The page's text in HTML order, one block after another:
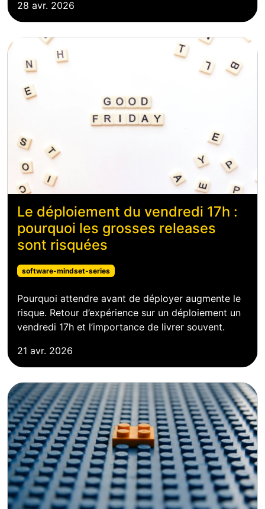
28 avr. 2026
Le déploiement du vendredi 17h :
pourquoi les grosses releases
sont risquées
software-mindset-series
Pourquoi attendre avant de déployer augmente le
risque. Retour d’expérience sur un déploiement un
vendredi 17h et l’importance de livrer souvent.
21 avr. 2026